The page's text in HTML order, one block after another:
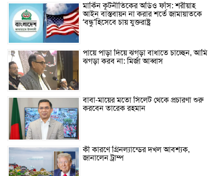
মার্কিন কূটনীতিকের অডিও ফাঁস: শরীয়াহ
আইন বাস্তবায়ন না করার শর্তে জামায়াতকে
‘বন্ধু’হিসেবে চায় যুক্তরাষ্ট্র
পায়ে পাড়া দিয়ে ঝগড়া বাধাতে চাচ্ছেন, আমি
ঝগড়া করব না: মির্জা আব্বাস
বাবা-মায়ের মতো সিলেট থেকে প্রচারণা শুরু
করবেন তারেক রহমান
কী কারণে গ্রিনল্যান্ডের দখল আবশ্যক,
জানালেন ট্রাম্প